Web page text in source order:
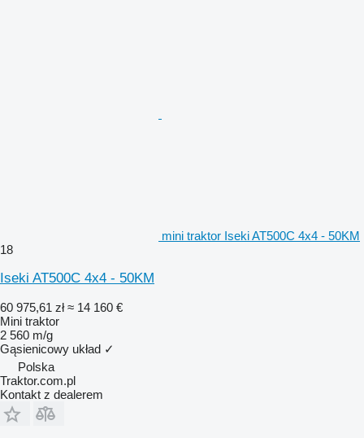
mini traktor Iseki AT500C 4x4 - 50KM
18
Iseki AT500C 4x4 - 50KM
60 975,61 zł ≈ 14 160 €
Mini traktor
2 560 m/g
Gąsienicowy układ ✓
Polska
Traktor.com.pl
Kontakt z dealerem